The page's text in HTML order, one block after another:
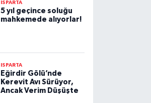
ISPARTA
5 yıl geçince soluğu
mahkemede alıyorlar!
ISPARTA
Eğirdir Gölü’nde
Kerevit Avı Sürüyor,
Ancak Verim Düşüşte